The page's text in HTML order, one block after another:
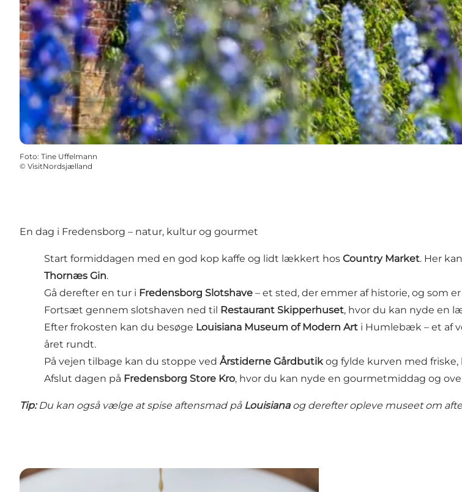
Foto: Tine Uffelmann
© VisitNordsjælland
En dag i Fredensborg – natur, kultur og gourmet
Start formiddagen med en god kop kaffe og lidt lækkert hos Country Market. Her
Thornæs Gin.
Gå derefter en tur i Fredensborg Slotshave – et sted, der emmer af historie, og som
Fortsæt gennem slotshaven ned til Restaurant Skipperhuset, hvor du kan nyde en
Efter frokosten kan du besøge Louisiana Museum of Modern Art i Humlebæk – et af
året rundt.
På vejen tilbage kan du stoppe ved Årstiderne Gårdbutikog fylde kurven med
Afslut dagen på Fredensborg Store Kro, hvor du kan nyde en gourmetmiddag og
Tip:Du kan også vælge at spise aftensmad på Louisianaog derefter opleve museet om